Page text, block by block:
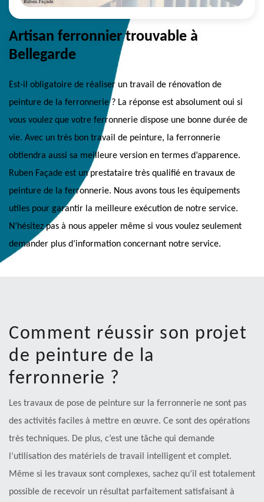
Artisan ferronnier trouvable à
Bellegarde
Est-il obligatoire de réaliser un travail de rénovation de
peinture de la ferronnerie ? La réponse est absolument oui si
vous voulez que votre ferronnerie dispose une bonne durée de
vie. Avec un très bon travail de peinture, la ferronnerie
obtiendra aussi sa meilleure version en termes d’apparence.
Ruben Façade est un prestataire très qualifié en travaux de
peinture de la ferronnerie. Nous avons tous les équipements
utiles pour garantir la meilleure exécution de notre service.
N’hésitez pas à nous appeler même si vous voulez seulement
demander plus d’information concernant notre service.
Comment réussir son projet
de peinture de la
ferronnerie ?
Les travaux de pose de peinture sur la ferronnerie ne sont pas
des activités faciles à mettre en œuvre. Ce sont des opérations
très techniques. De plus, c’est une tâche qui demande
l’utilisation des matériels de travail intelligent et complet.
Même si les travaux sont complexes, sachez qu’il est totalement
possible de recevoir un résultat parfaitement satisfaisant à